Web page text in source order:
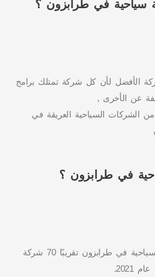
في طرابزون ؟
الأفضل لأن كل شركة تمتلك برامج
عن الأخرى ,
من الشركات السياحية العريقة في
في طرابزون ؟
لذلك، يبلغ عدد الشركات السياحية في طرابزون تقريبًا 70 شركة
2021.